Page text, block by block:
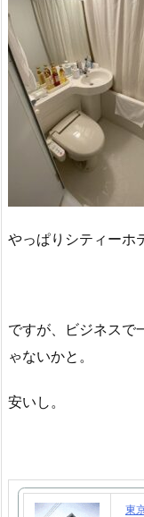
やっぱりシティーホ
ですが、ビジネスで
ゃないかと。
安いし。
東